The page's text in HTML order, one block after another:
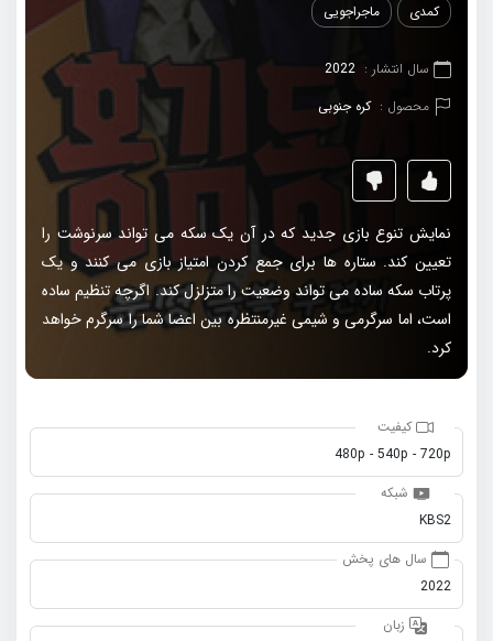
کمدی ماجراجویی
سال انتشار : 2022
محصول : کره جنوبی
نمایش تنوع بازی جدید که در آن یک سکه می تواند سرنوشت را
تعیین کند. ستاره ها برای جمع کردن امتیاز بازی می کنند و یک
پرتاب سکه ساده می تواند وضعیت را متزلزل کند. اگرچه تنظیم ساده
است، اما سرگرمی و شیمی غیرمنتظره بین اعضا شما را سرگرم خواهد
کرد.
کیفیت
480p - 540p - 720p
شبکه
KBS2
سال های پخش
2022
زبان